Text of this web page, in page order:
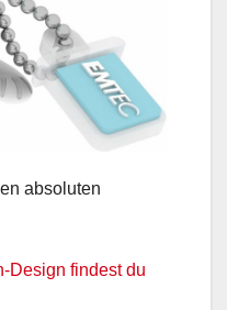
absoluten
Design findest du